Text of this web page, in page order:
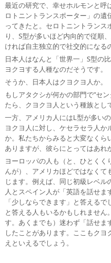
最近の研究で、幸せホルモンと呼
ロトニントランスポーター」の
ってきたと。セロトニントランス
り、S型が多いほど内向的で従順
ければ自主独立的で社交的になる
日本人はなんと「世界一」S型の
ヨクヨする人種なのだそうです。
そうか、日本人はクヨクヨ人か。
もしアタクシが何かの部門で“セ
たら、クヨクヨ人という種族とし
一方、アメリカ人にはL型が多い
ヨクヨ人に対し、ケセラセラ人か
か。私たちからみると大変なく
ありますが、彼らにとってはあれ
ヨーロッパの人も（と、ひとく
んが）、アメリカほどではなく
じます。例えば、同じ初級レベ
人とスペイン人が「英語を話せ
「少しならできます」と答えるで
と答える人もいるかもしれませ
す。あくまでも）迷わず「話せま
したことがあります。ここもク
えといえるでしょう。